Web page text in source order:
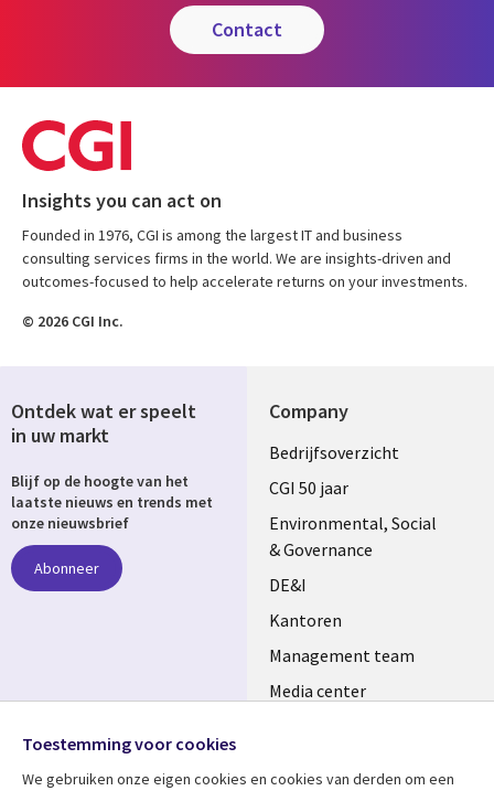
contact
Insights you can act on
Founded in 1976, CGI is among the largest IT and business
consulting services firms in the world. We are insights-driven and
outcomes-focused to help accelerate returns on your investments.
© 2026 CGI Inc.
Company
Useful
links
NETHERLANDS
Bedrijfsoverzicht
CGI 50 jaar
Environmental, Social
& Governance
DE&I
Kantoren
Management team
Media center
Ontdek wat er speelt
in uw markt
Blijf op de hoogte van het
laatste nieuws en trends met
onze nieuwsbrief
Abonneer
Media
Toestemming voor cookies
We gebruiken onze eigen cookies en cookies van derden om een ​​